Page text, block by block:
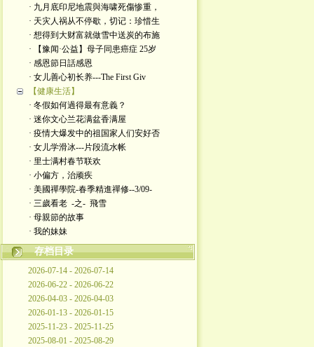
· 九月底印尼地震與海啸死傷惨重，
· 天灾人祸从不停歇，切记：珍惜生
· 想得到大财富就做雪中送炭的布施
· 【豫闻·公益】母子同患癌症 25岁
· 感恩節日話感恩
· 女儿善心初长养---The First Giv
【健康生活】
· 冬假如何過得最有意義？
· 迷你文心兰花满盆香满屋
· 疫情大爆发中的祖国家人们安好否
· 女儿学滑冰---片段流水帐
· 里士满村春节联欢
· 小偏方，治顽疾
· 美國禪學院-春季精進禪修--3/09-
· 三歲看老 -之- 飛雪
· 母親節的故事
· 我的妹妹
存档目录
2026-07-14 - 2026-07-14
2026-06-22 - 2026-06-22
2026-04-03 - 2026-04-03
2026-01-13 - 2026-01-15
2025-11-23 - 2025-11-25
2025-08-01 - 2025-08-29